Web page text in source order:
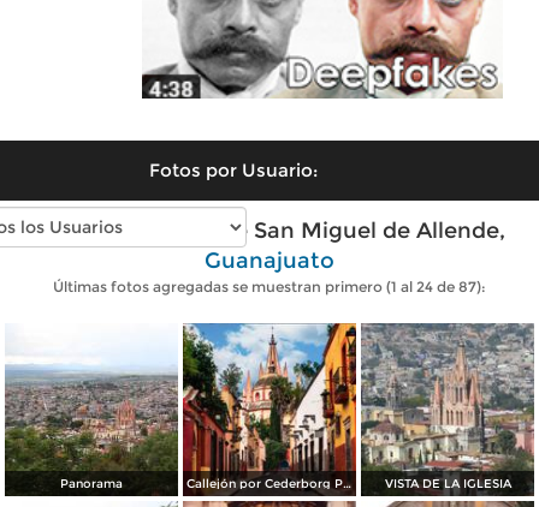
Fotos por Usuario:
Fotos modernas de San Miguel de Allende,
Guanajuato
Últimas fotos agregadas se muestran primero (1 al 24 de 87):
Panorama Callejón por Cederborg Photography VISTA DE LA IGLESIA